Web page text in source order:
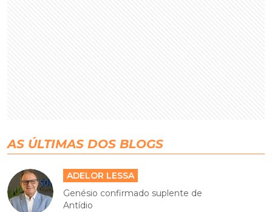
AS ÚLTIMAS DOS BLOGS
ADELOR LESSA
Genésio confirmado suplente de
Antídio